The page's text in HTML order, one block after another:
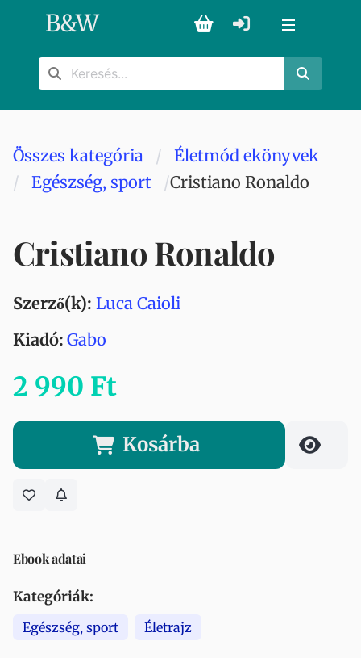
B&W
Összes kategória
Életmód ekönyvek
Egészség, sport
Cristiano Ronaldo
Cristiano Ronaldo
Szerző(k): Luca Caioli
Kiadó: Gabo
2 990 Ft
Kosárba
Ebook adatai
Kategóriák:
Egészség, sport Életrajz